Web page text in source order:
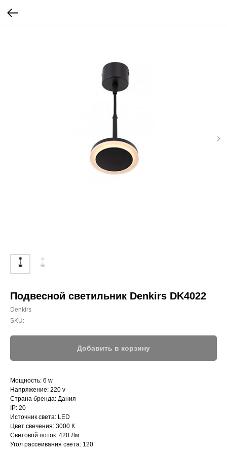
Подвесной светильник Denkirs DK4022
Denkirs
SKU:
Добавить в корзину
Мощность: 6 w
Напряжение: 220 v
Страна бренда: Дания
IP: 20
Источник света: LED
Цвет свечения: 3000 К
Световой поток: 420 Лм
Угол рассеивания света: 120